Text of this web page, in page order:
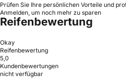
Prüfen Sie Ihre persönlichen Vorteile und
Anmelden, um noch mehr zu sparen
Reifenbewertung
Okay
Reifenbewertung
5,0
Kundenbewertungen
nicht verfügbar